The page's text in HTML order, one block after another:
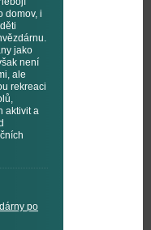
domov, i
jako
není
ale
rekreaci
aktivit a
po